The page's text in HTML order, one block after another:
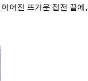
어진 뜨거운 접전 끝에,